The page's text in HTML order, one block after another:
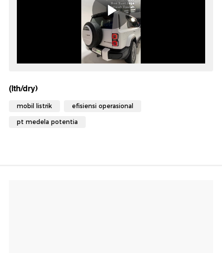
(lth/dry)
mobil listrik efisiensi operasional
pt medela potentia